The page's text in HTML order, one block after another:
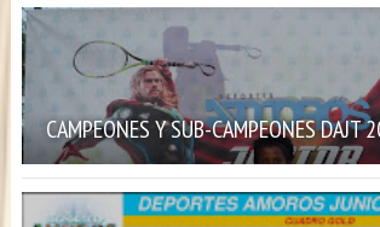
CAMPEONES Y SUB-CAMPEONES DAJT